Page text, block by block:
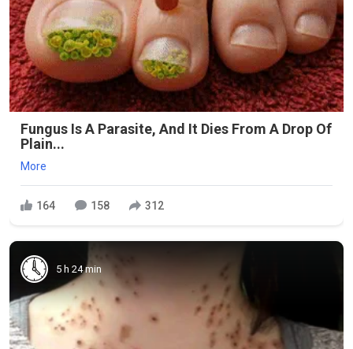
Fungus Is A Parasite, And It Dies From A Drop Of
Plain...
More
164 158 312
5 h 24 min